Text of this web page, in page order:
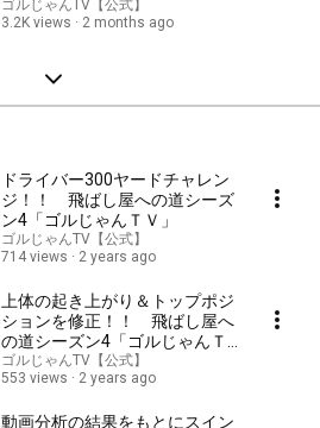
ルじゃんＴＶ『濱田詩朗のゴル
フ沼』
ゴルじゃんTV【公式】
3.2K views
2 months ago
ドライバー300ヤードチャレン
ジ！！ 飛ばし屋への道シーズ
ン4「ゴルじゃんＴＶ」
ゴルじゃんTV【公式】
714 views
2 years ago
上体の起き上がり＆トップポジ
ションを修正！！ 飛ばし屋へ
の道シーズン4「ゴルじゃんＴ
Ｖ」
ゴルじゃんTV【公式】
553 views
2 years ago
動画分析の結果をもとにスイン